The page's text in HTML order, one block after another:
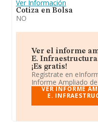
Ver Información
Cotiza en Bolsa
NO
Ver el informe
E.
¡Es gratis!
Regístrate en
Informe Ampliado
VER INFORME
E.